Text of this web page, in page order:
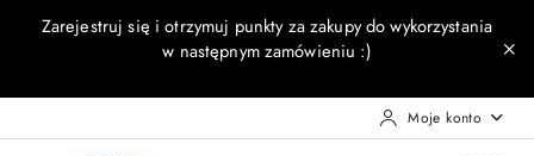
Przejdź do treści głównej
Przejdź do wyszukiwarki
Przejdź do moje konto
Przejdź do menu głównego
Przejdź do opisu produktu
Przejdź do stopki
Zarejestruj się i otrzymuj punkty za zakupy do wykorzystania
w następnym zamówieniu :)
Moje konto